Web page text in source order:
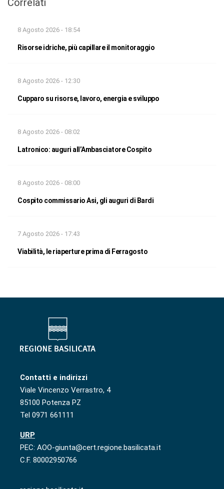
Correlati
8 Agosto 2026 - 18:54
Risorse idriche, più capillare il monitoraggio
8 Agosto 2026 - 12:30
Cupparo su risorse, lavoro, energia e sviluppo
8 Agosto 2026 - 08:02
Latronico: auguri all’Ambasciatore Cospito
8 Agosto 2026 - 08:00
Cospito commissario Asi, gli auguri di Bardi
7 Agosto 2026 - 17:43
Viabilità, le riaperture prima di Ferragosto
Contatti e indirizzi
Viale Vincenzo Verrastro, 4
85100 Potenza PZ
Tel 0971 661111
URP
PEC: AOO-giunta@cert.regione.basilicata.it
C.F. 80002950766